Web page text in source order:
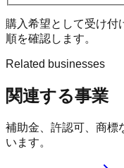
購入希望として受け付
順を確認します。
Related businesses
関連する事業
補助金、許認可、商標
います。